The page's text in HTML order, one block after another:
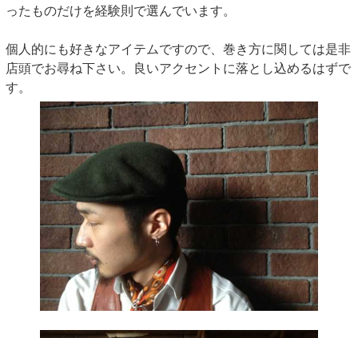
ったものだけを経験則で選んでいます。
個人的にも好きなアイテムですので、巻き方に関しては是非
店頭でお尋ね下さい。良いアクセントに落とし込めるはずで
す。